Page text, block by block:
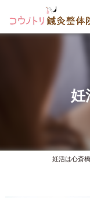
妊活は心斎